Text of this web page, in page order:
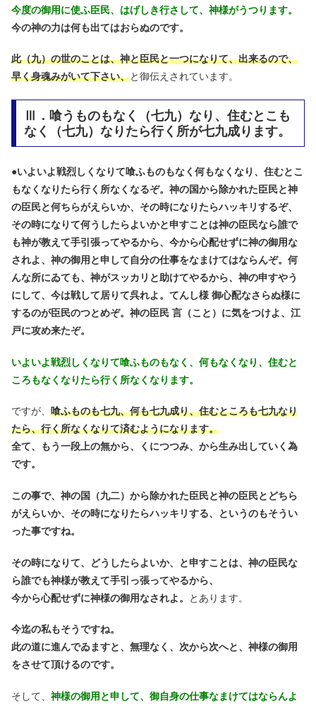
今度の御用に使ふ臣民、はげしき行さして、神様がうつります。
今の神の力は何も出てはおらぬのです。
此（九）の世のことは、神と臣民と一つになりて、出来るので、
早く身魂みがいて下さい、と御伝えされています。
Ⅲ．喰うものもなく（七九）なり、住むとこも
なく（七九）なりたら行く所が七九成ります。
●いよいよ戦烈しくなりて喰ふものもなく何もなくなり、住むとこ
もなくなりたら行く所なくなるぞ。神の国から除かれた臣民と神
の臣民と何ちらがえらいか、その時になりたらハッキリするぞ、
その時になりて何うしたらよいかと申すことは神の臣民なら誰で
も神が教えて手引張ってやるから、今から心配せずに神の御用な
されよ、神の御用と申して自分の仕事をなまけてはならんぞ。何
んな所にゐても、神がスッカリと助けてやるから、神の申すやう
にして、今は戦して居りて呉れよ。てんし様 御心配なさらぬ様に
するのが臣民のつとめぞ。神の臣民 言（こと）に気をつけよ、江
戸に攻め来たぞ。
いよいよ戦烈しくなりて喰ふものもなく、何もなくなり、住むと
ころもなくなりたら行く所なくなります。
ですが、 喰ふものも七九、何も七九成り、住むところも七九なり
たら、行く所なくなりて済むようになります。
全て、もう一段上の無から、くにつつみ、から生み出していく為
です。
この事で、神の国（九二）から除かれた臣民と神の臣民とどちら
がえらいか、その時になりたらハッキリする、というのもそうい
った事ですね。
その時になりて、どうしたらよいか、と申すことは、神の臣民な
ら誰でも神様が教えて手引っ張ってやるから、
今から心配せずに神様の御用なされよ。
とあります。
今迄の私もそうですね。
此の道に進んでゐますと、無理なく、次から次へと、神様の御用
をさせて頂けるのです。
そして、 神様の御用と申して、御自身の仕事なまけてはならんよ